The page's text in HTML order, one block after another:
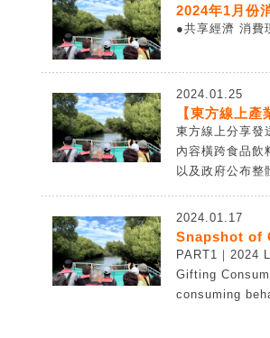
2024年1月份
●共享經濟 消費
2024.01.25
【東方線上
東方線上分享發
內容橫跨食品飲
以及政府公布
2024.01.17
Snapshot of
PART1｜2024
Gifting
consuming